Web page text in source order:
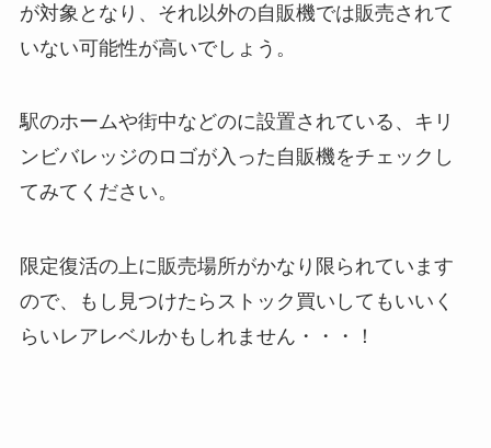
が対象となり、それ以外の自販機では販売されて
いない可能性が高いでしょう。
駅のホームや街中などのに設置されている、キリ
ンビバレッジのロゴが入った自販機をチェックし
てみてください。
限定復活の上に販売場所がかなり限られています
ので、もし見つけたらストック買いしてもいいく
らいレアレベルかもしれません・・・！